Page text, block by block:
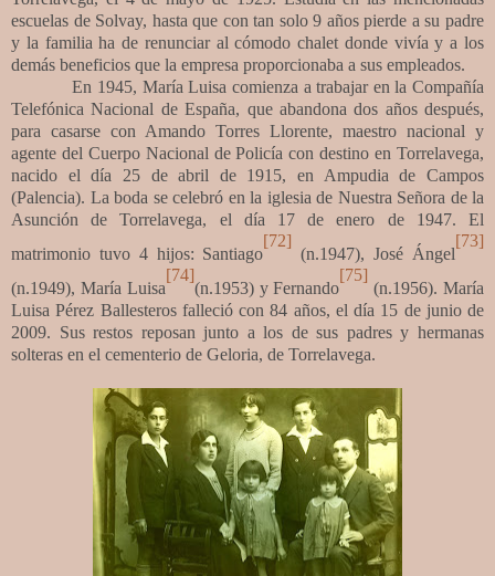
escuelas de Solvay, hasta que con tan solo 9 años pierde a su padre
y la familia ha de renunciar al cómodo chalet donde vivía y a los
demás beneficios que la empresa proporcionaba a sus empleados.
En 1945, María Luisa comienza a trabajar en la Compañía
Telefónica Nacional de España, que abandona dos años después,
para casarse con Amando Torres Llorente, maestro nacional y
agente del Cuerpo Nacional de Policía con destino en Torrelavega,
nacido el día 25 de abril de 1915, en Ampudia de Campos
(Palencia). La boda se celebró en la iglesia de Nuestra Señora de la
Asunción de Torrelavega, el día 17 de enero de 1947. El
matrimonio tuvo 4 hijos: Santiago
[72]
(n.1947), José Ángel
[73]
(n.1949), María Luisa
[74]
(n.1953) y Fernando
[75]
(n.1956). María
Luisa Pérez Ballesteros falleció con 84 años, el día 15 de junio de
2009. Sus restos reposan junto a los de sus padres y hermanas
solteras en el cementerio de Geloria, de Torrelavega.